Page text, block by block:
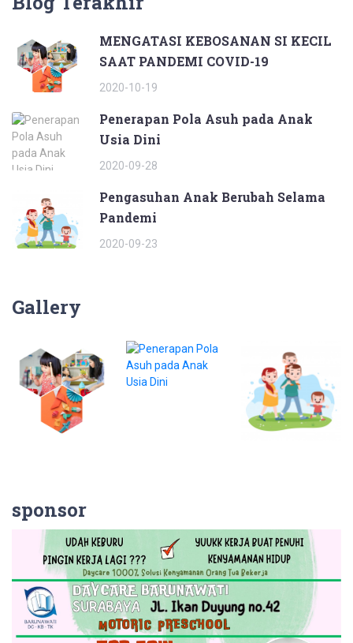
MENGATASI KEBOSANAN SI KECIL
SAAT PANDEMI COVID-19
2020-10-19
Penerapan Pola Asuh pada Anak
Usia Dini
2020-09-28
Pengasuhan Anak Berubah Selama
Pandemi
2020-09-23
Gallery
sponsor